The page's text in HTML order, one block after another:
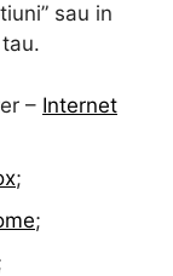
sau in
– Internet
;
;